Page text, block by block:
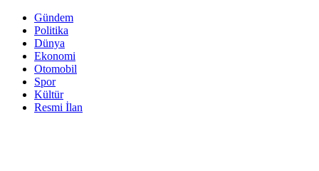
Gündem
Politika
Dünya
Ekonomi
Otomobil
Spor
Kültür
Resmi İlan